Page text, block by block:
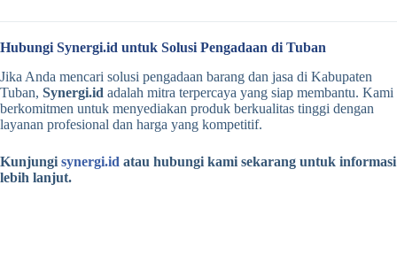
Hubungi Synergi.id untuk Solusi Pengadaan di Tuban
Jika Anda mencari solusi pengadaan barang dan jasa di Kabupaten
Tuban, Synergi.id adalah mitra terpercaya yang siap membantu. Kami
berkomitmen untuk menyediakan produk berkualitas tinggi dengan
layanan profesional dan harga yang kompetitif.
Kunjungi synergi.id atau hubungi kami sekarang untuk informasi
lebih lanjut.